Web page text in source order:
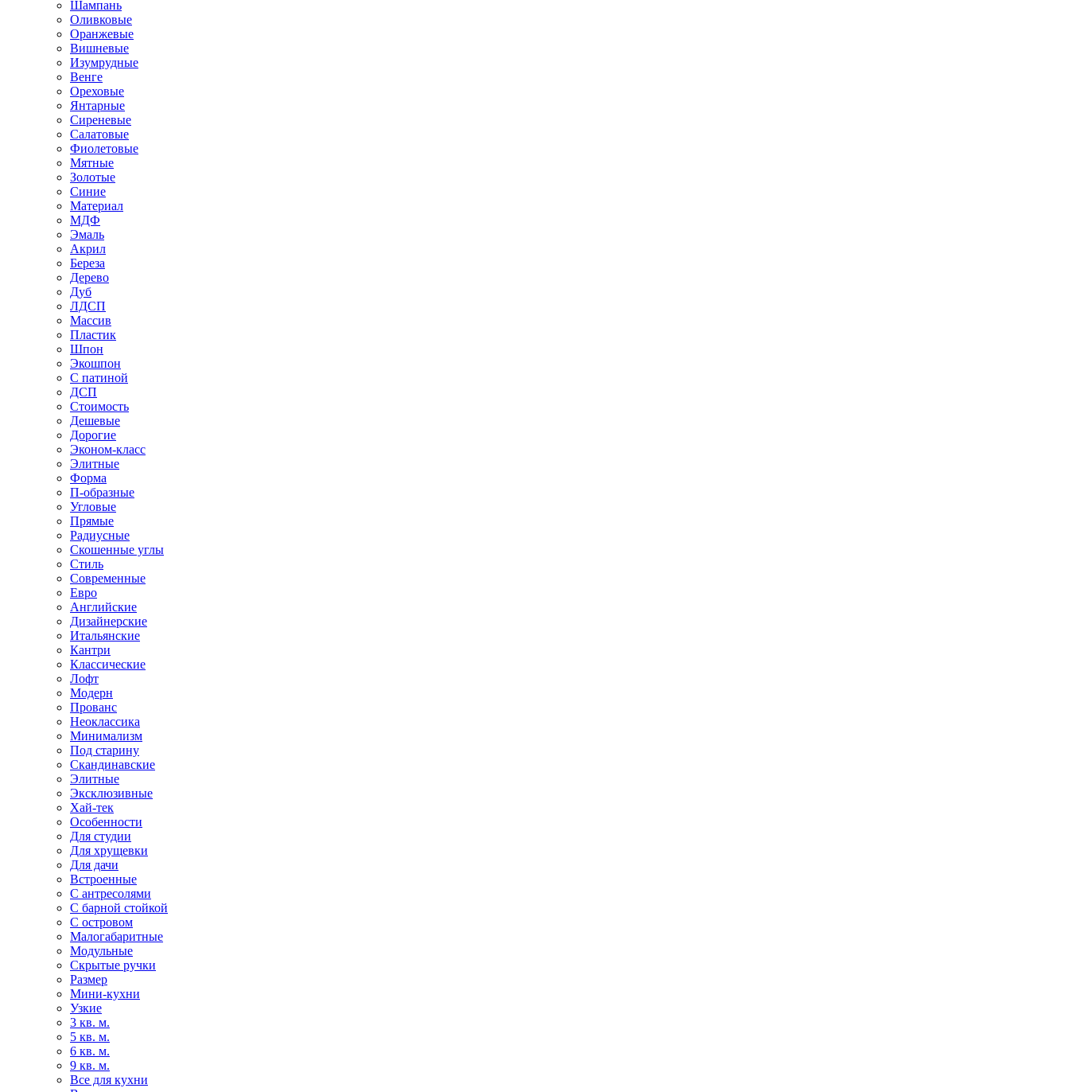
Шампань
Оливковые
Оранжевые
Вишневые
Изумрудные
Венге
Ореховые
Янтарные
Сиреневые
Салатовые
Фиолетовые
Мятные
Золотые
Синие
Материал
МДФ
Эмаль
Акрил
Береза
Дерево
Дуб
ЛДСП
Массив
Пластик
Шпон
Экошпон
С патиной
ДСП
Стоимость
Дешевые
Дорогие
Эконом-класс
Элитные
Форма
П-образные
Угловые
Прямые
Радиусные
Скошенные углы
Стиль
Современные
Евро
Английские
Дизайнерские
Итальянские
Кантри
Классические
Лофт
Модерн
Прованс
Неоклассика
Минимализм
Под старину
Скандинавские
Элитные
Эксклюзивные
Хай-тек
Особенности
Для студии
Для хрущевки
Для дачи
Встроенные
С антресолями
С барной стойкой
С островом
Малогабаритные
Модульные
Скрытые ручки
Размер
Мини-кухни
Узкие
3 кв. м.
5 кв. м.
6 кв. м.
9 кв. м.
Все для кухни